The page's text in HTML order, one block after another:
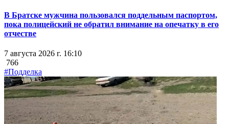
В Братске мужчина пользовался поддельным паспортом,
пока полицейский не обратил внимание на опечатку в его
отчестве
7 августа 2026 г. 16:10
766
#Подделка